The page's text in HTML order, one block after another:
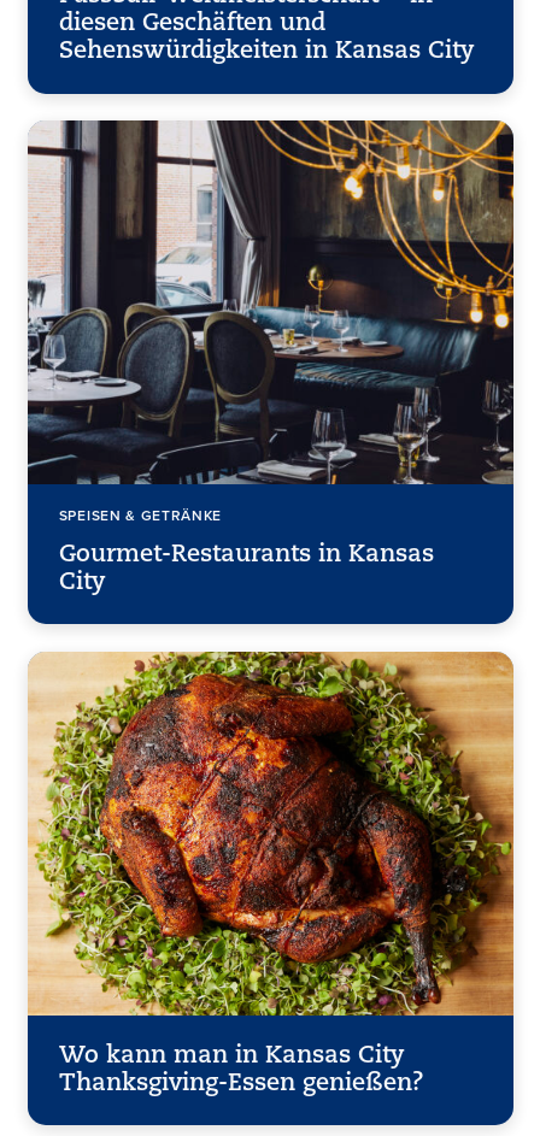
diesen Geschäften und
Sehenswürdigkeiten in Kansas City
SPEISEN & GETRÄNKE
Gourmet-Restaurants in Kansas
City
Wo kann man in Kansas City
Thanksgiving-Essen genießen?